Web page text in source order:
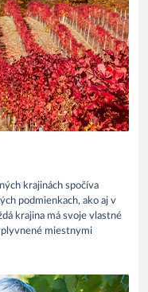
krajinách spočíva
podmienkach, ako aj v
krajina má svoje vlastné
miestnymi